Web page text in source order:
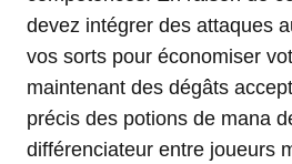
devez intégrer des attaques
vos sorts pour économiser
maintenant des dégâts
précis des potions de mana
différenciateur entre joueurs